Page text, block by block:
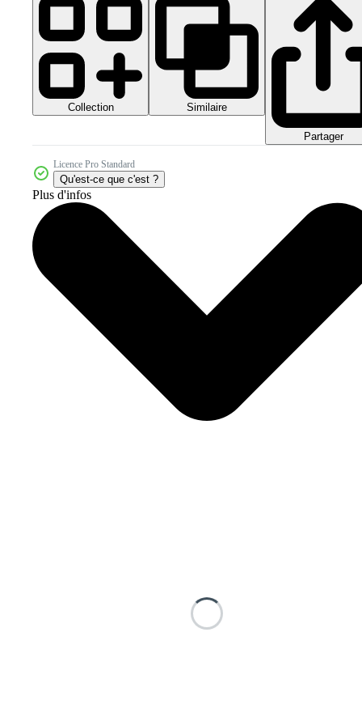
Collection Similaire
Partager
Licence Pro Standard
Qu'est-ce que c'est ?
Plus d'infos